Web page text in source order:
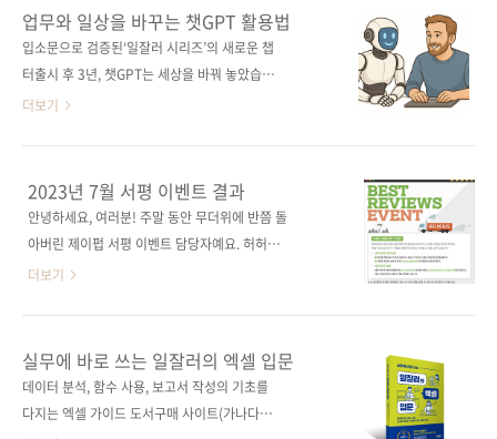
보는 감각도 자연스럽게 생기고요. 《21개의 실
무 앱으로 배우는 Dify》을 통해 '나만의 앱'을
만들 수 있습니다. 누군..
를 해결하고, 동시에 번아웃 극복, 동기부여, 소
비 습관 분석 등 개인적인 고민을 나누기도 한다.
이 책은 단순한 챗GPT 기능 설명서가 아니다.
‘일상’에 집중할 수 있는 노하우를 담았다. 일도,
일상도 놓칠 수 없는 일잘러의 모든 순간을 위한
매 사이트(가나다순) [교보문고] [도서11번가]
[알라딘] [예스이십사] [쿠팡] 전자책 구매 사이
트(가나다순)[교..
업무와 일상을 바꾸는 챗GPT 활용법
입소문으로 검증된‘일잘러 시리즈’의 새로운 챕
터출시 후 3년, 챗GPT는 세상을 바꿔 놓았습니
다. 챗GPT는 실무 활용, 정보 탐색, 글쓰기 등 업
이뿐만이 아닙니다. 불과 1~2년 전까지만 해도
챗GPT 대화의 80%가 업무 영역 관련이었다면,
이제는 무려 70% 이상이 일상 영역 관련이라고
바꾸어 놓았다 해도 과언이 아닙니다. 누구나 챗
GPT를 활용하는 시대, 이제는 '챗GPT를 쓰는
요합니다. 출간 이후 꾸준히 사랑받아 온 ‘일잘러
시리즈’의 첫 챗GPT 활용서 《실무에 바로 쓰는
일잘러의 챗GPT 프롬프트..
더보기
2023년 7월 서평 이벤트 결과
안녕하세요, 여러분! 주말 동안 무더위에 반쯤 돌
아버린 제이펍 서평 이벤트 담당자예요. 허허~
빨리 가을이 오길 바라는 마음으로, 7월 서평 이
셔서 진심으로 감사드려요. 당첨자는 최O수 님,
합격의기운 님입니다. - 최O수 님 일잘러의 보고
서 작성법 서평 - 합격의기운 님 러브드 서평 당
더보기
실무에 바로 쓰는 일잘러의 엑셀 입문
데이터 분석, 함수 사용, 보고서 작성의 기초를
다지는 엑셀 가이드 도서구매 사이트(가나다순)